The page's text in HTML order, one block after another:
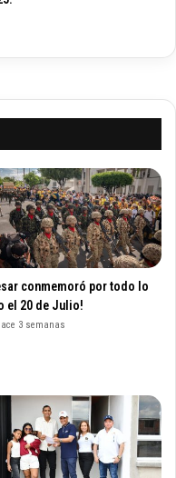
conmemoró por todo lo
el 20 de Julio!
3 semanas